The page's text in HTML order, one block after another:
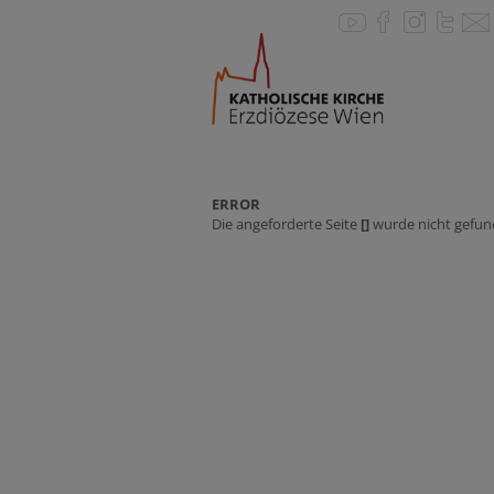
ERROR
Die angeforderte Seite []wurde nicht